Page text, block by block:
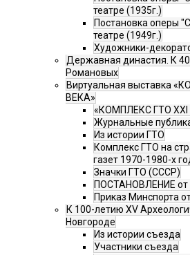
театре (1935г.)
Постановка оперы
театре (1949г.)
Художники-
Державная династия. К
Романовых
Виртуальная выставка
ВЕКА»
«КОМПЛЕКС ГТО XXI
Журнальные
Из истории ГТО
Комплекс ГТО на
газет 1970-1980-х
Значки ГТО (СССР)
ПОСТАНОВЛЕНИЕ от
Приказ Минспорта
К 100-летию XV
Новгороде
Из истории съезда
Участники съезда